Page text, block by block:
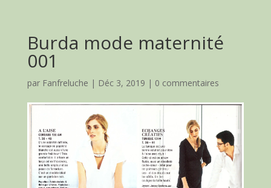
Burda mode maternité
001
par Fanfreluche | Déc 3, 2019 | 0 commentaires